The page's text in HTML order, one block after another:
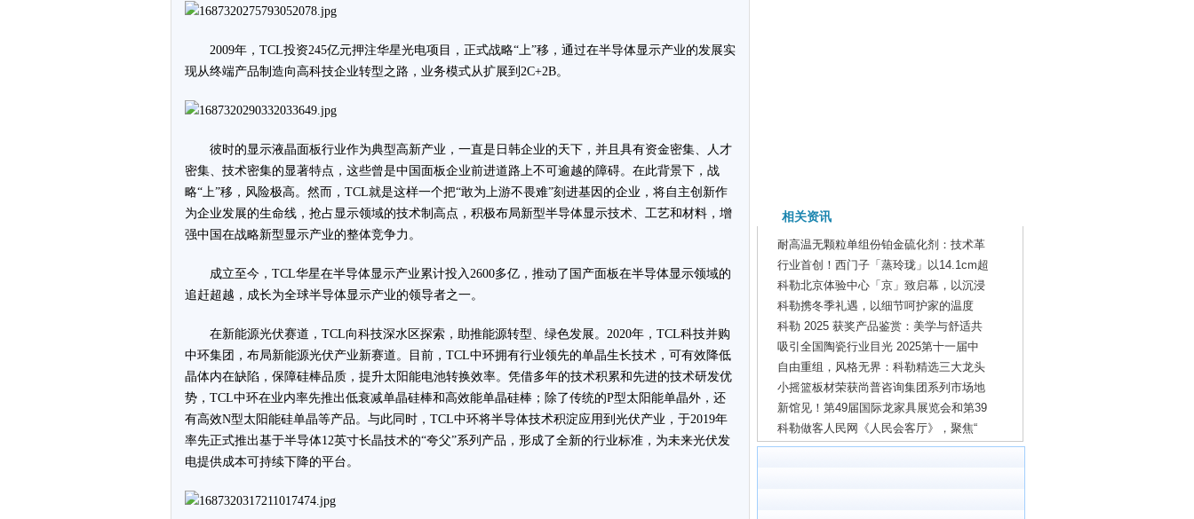
2009年，TCL投资245亿元押注华星光电项目，正式战略“上”移，通过在半导体显示产业的发展实
现从终端产品制造向高科技企业转型之路，业务模式从扩展到2C+2B。
彼时的显示液晶面板行业作为典型高新产业，一直是日韩企业的天下，并且具有资金密集、人才
密集、技术密集的显著特点，这些曾是中国面板企业前进道路上不可逾越的障碍。在此背景下，战
略“上”移，风险极高。然而，TCL就是这样一个把“敢为上游不畏难”刻进基因的企业，将自主创新作
为企业发展的生命线，抢占显示领域的技术制高点，积极布局新型半导体显示技术、工艺和材料，增
强中国在战略新型显示产业的整体竞争力。
成立至今，TCL华星在半导体显示产业累计投入2600多亿，推动了国产面板在半导体显示领域的
追赶超越，成长为全球半导体显示产业的领导者之一。
在新能源光伏赛道，TCL向科技深水区探索，助推能源转型、绿色发展。2020年，TCL科技并购
中环集团，布局新能源光伏产业新赛道。目前，TCL中环拥有行业领先的单晶生长技术，可有效降低
晶体内在缺陷，保障硅棒品质，提升太阳能电池转换效率。凭借多年的技术积累和先进的技术研发优
势，TCL中环在业内率先推出低衰减单晶硅棒和高效能单晶硅棒；除了传统的P型太阳能单晶外，还
有高效N型太阳能硅单晶等产品。与此同时，TCL中环将半导体技术积淀应用到光伏产业，于2019年
率先正式推出基于半导体12英寸长晶技术的“夸父”系列产品，形成了全新的行业标准，为未来光伏发
电提供成本可持续下降的平台。
相关资讯
耐高温无颗粒单组份铂金硫化剂：技术革
行业首创！西门子「蒸玲珑」以14.1cm超
科勒北京体验中心「京」致启幕，以沉浸
科勒携冬季礼遇，以细节呵护家的温度
科勒 2025 获奖产品鉴赏：美学与舒适共
吸引全国陶瓷行业目光 2025第十一届中
自由重组，风格无界：科勒精选三大龙头
小摇篮板材荣获尚普咨询集团系列市场地
新馆见！第49届国际龙家具展览会和第39
科勒做客人民网《人民会客厅》，聚焦“